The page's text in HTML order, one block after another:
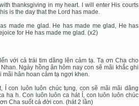
thanksgiving in my heart. I will enter His courts
is the day that the Lord has made.
made me glad. He has made me glad, He has
for He has made me glad. (x2)
với cả trái tim dâng lên cảm tạ. Tạ ơn Cha cho
Ngày hồng ân hôm nay con sẽ mãi khắc ghi
mãi hân hoan cảm tạ ngợi khen.
Í con luôn luôn chúc tụng, con sẽ mãi mãi dâng
ha h. Con luôn luôn ca hát Í, con luôn luôn chúc
Cha suốt cả đời con. (hát 2 lần)